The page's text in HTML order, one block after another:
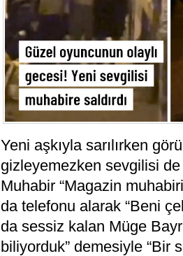
Yeni aşkıyla sarılırken
gizleyemezken sevgilisi de
Muhabir “Magazin
da telefonu alarak “Beni
da sessiz kalan Müge
biliyorduk” demesiyle “Bir